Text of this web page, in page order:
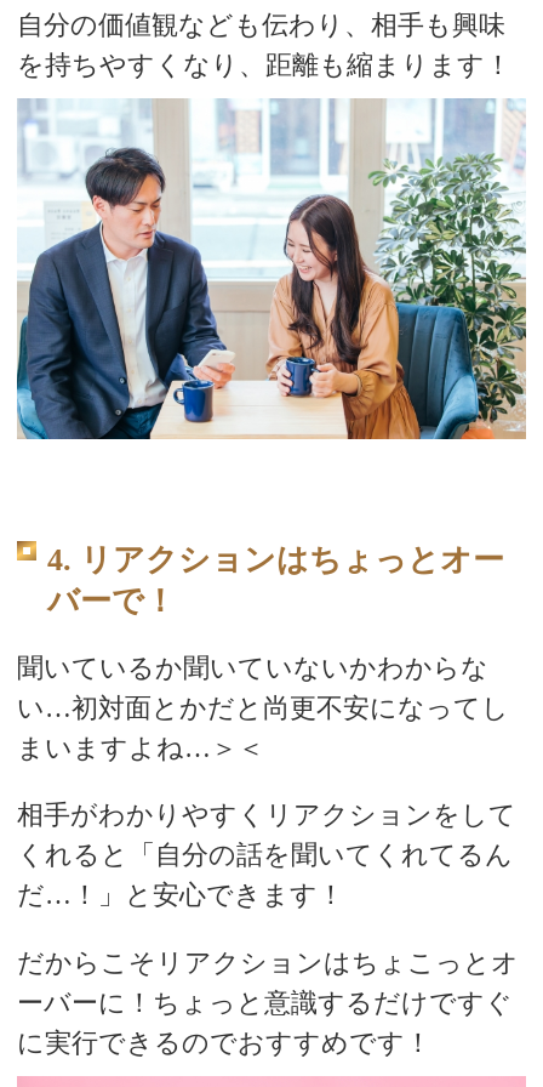
自分の価値観なども伝わり、相手も興味
を持ちやすくなり、距離も縮まります！
4. リアクションはちょっとオー
バーで！
聞いているか聞いていないかわからな
い…初対面とかだと尚更不安になってし
まいますよね…＞＜
相手がわかりやすくリアクションをして
くれると「自分の話を聞いてくれてるん
だ…！」と安心できます！
だからこそリアクションはちょこっとオ
ーバーに！ちょっと意識するだけですぐ
に実行できるのでおすすめです！